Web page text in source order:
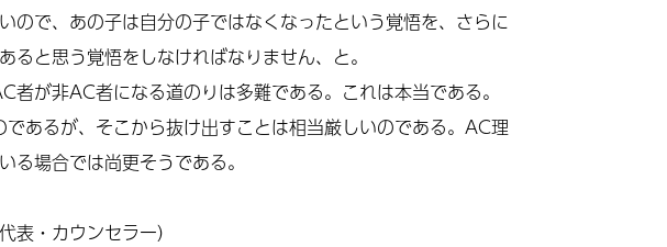
ので、あの子は自分の子ではなくなったという覚悟を、さらに
と思う覚悟をしなければなりません、と。
が非AC者になる道のりは多難である。これは本当である。
あるが、そこから抜け出すことは相当厳しいのである。AC理
る場合では尚更そうである。
表・カウンセラー）